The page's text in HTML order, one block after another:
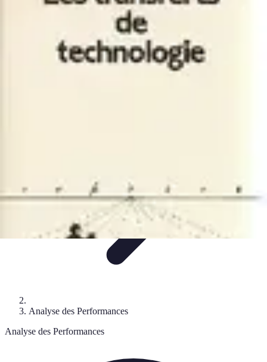
ActualitésAnalyse des
Analyses
Basket Actu
Analyse des Performances
Analyse des Performances